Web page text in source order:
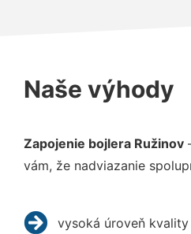
Naše výhody
Zapojenie bojlera Ružinov
vám, že nadviazanie
vysoká úroveň